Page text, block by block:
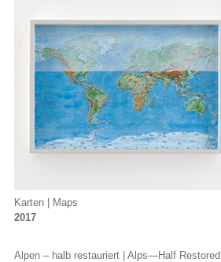
Karten | Maps
2017
Alpen – halb restauriert | Alps—Half Restored